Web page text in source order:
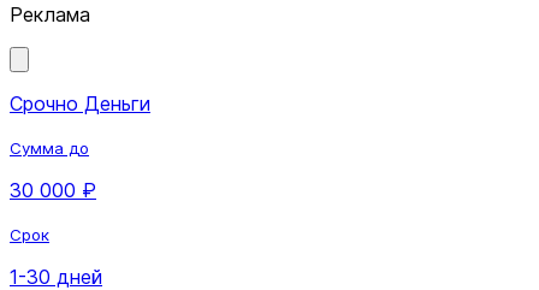
Реклама
Срочно Деньги
Сумма до
30 000 ₽
Срок
1-30 дней